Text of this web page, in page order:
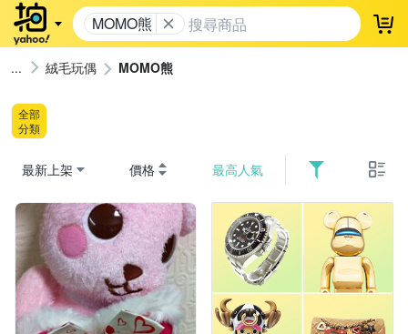
MOMO熊 登
絨毛玩偶 MOMO熊
全部
分類
最新上架 價格 最高人氣